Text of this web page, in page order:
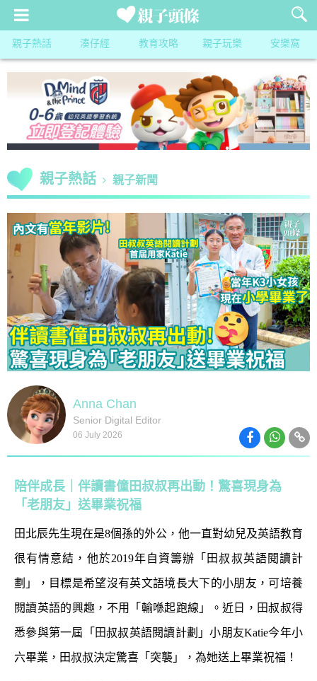
親子熱話 湊仔經 教育攻略 親子玩樂 安樂窩
親子熱話 親子新聞
Anna Chan
Senior Digital Editor
06 July 2026
陪伴成長｜伴讀書僮田叔叔再出動！驚喜現身為
「老朋友」送畢業祝福
田北辰先生現在是8個孫的外公，他一直對幼兒及英語教育
很有情意結，他於2019年自資籌辦「田叔叔英語閱讀計
劃」，目標是希望沒有英文語境長大下的小朋友，可培養
閱讀英語的興趣，不用「輸喺起跑線」。近日，田叔叔得
悉參與第一屆「田叔叔英語閱讀計劃」小朋友Katie今年小
六畢業，田叔叔決定驚喜「突襲」，為她送上畢業祝福！